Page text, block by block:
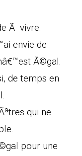
Ã vivre.
envie de
Ã©gal.
de temps en
qui ne
pour une